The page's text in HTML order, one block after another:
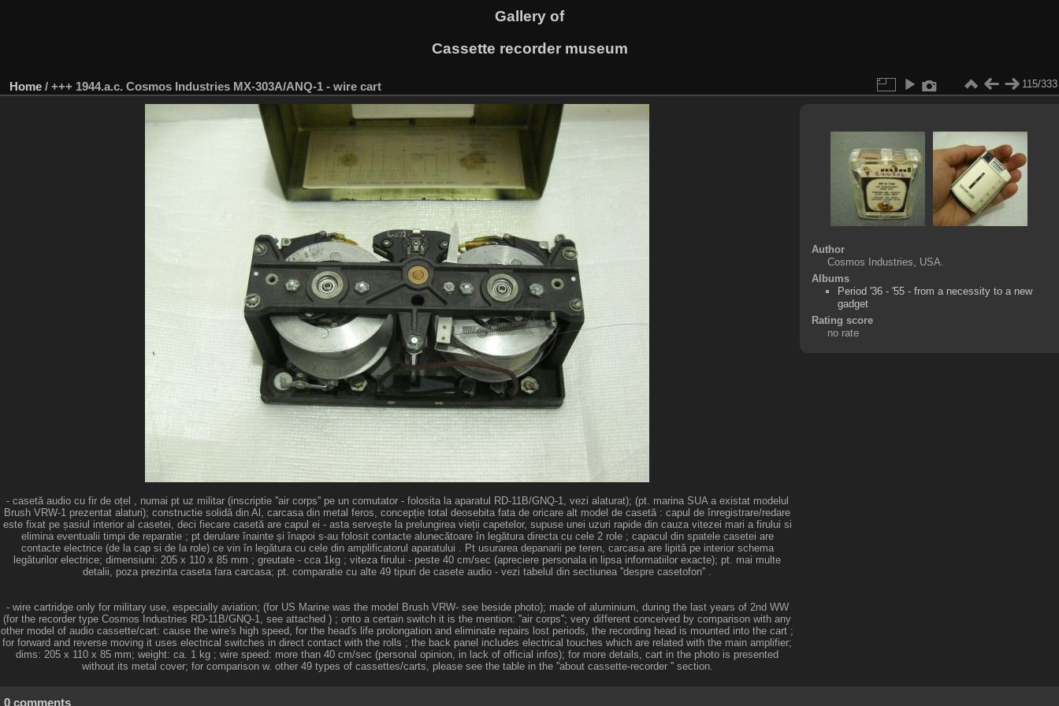
Gallery of
Cassette recorder museum
Home / +++ 1944.a.c. Cosmos Industries MX-303A/ANQ-1 - wire cart 115/333
- casetă audio cu fir de oțel , numai pt uz militar (inscriptie ''air corps'' pe un comutator - folosita la aparatul RD-11B/GNQ-1, vezi alaturat); (pt. marina SUA a existat modelul
Brush VRW-1 prezentat alaturi); constructie solidă din Al, carcasa din metal feros, concepție total deosebita fata de oricare alt model de casetă : capul de înregistrare/redare
este fixat pe șasiul interior al casetei, deci fiecare casetă are capul ei - asta servește la prelungirea vieții capetelor, supuse unei uzuri rapide din cauza vitezei mari a firului si
elimina eventualii timpi de reparatie ; pt derulare înainte și înapoi s-au folosit contacte alunecătoare în legătura directa cu cele 2 role ; capacul din spatele casetei are
contacte electrice (de la cap si de la role) ce vin în legătura cu cele din amplificatorul aparatului . Pt usurarea depanarii pe teren, carcasa are lipită pe interior schema
legăturilor electrice; dimensiuni: 205 x 110 x 85 mm ; greutate - cca 1kg ; viteza firului - peste 40 cm/sec (apreciere personala in lipsa informatiilor exacte); pt. mai multe
detalii, poza prezinta caseta fara carcasa; pt. comparatie cu alte 49 tipuri de casete audio - vezi tabelul din sectiunea ''despre casetofon'' .
- wire cartridge only for military use, especially aviation; (for US Marine was the model Brush VRW- see beside photo); made of aluminium, during the last years of 2nd WW
(for the recorder type Cosmos Industries RD-11B/GNQ-1, see attached ) ; onto a certain switch it is the mention: ''air corps''; very different conceived by comparison with any
other model of audio cassette/cart: cause the wire's high speed, for the head's life prolongation and eliminate repairs lost periods, the recording head is mounted into the cart ;
for forward and reverse moving it uses electrical switches in direct contact with the rolls ; the back panel includes electrical touches which are related with the main amplifier;
dims: 205 x 110 x 85 mm; weight: ca. 1 kg ; wire speed: more than 40 cm/sec (personal opinion, in lack of official infos); for more details, cart in the photo is presented
without its metal cover; for comparison w. other 49 types of cassettes/carts, please see the table in the ''about cassette-recorder '' section.
Author
Cosmos Industries, USA.
Albums
Period '36 - '55 - from a necessity to a new
gadget
Rating score
no rate
0 comments